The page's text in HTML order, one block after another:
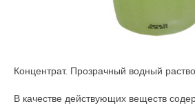
Концентрат. Прозрачный водный
В качестве действующих веществ